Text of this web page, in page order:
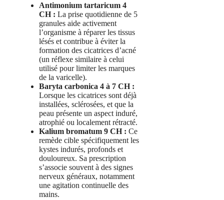
Antimonium tartaricum 4
CH : La prise quotidienne de 5
granules aide activement
l’organisme à réparer les tissus
lésés et contribue à éviter la
formation des cicatrices d’acné
(un réflexe similaire à celui
utilisé pour limiter les marques
de la varicelle).
Baryta carbonica 4 à 7 CH :
Lorsque les cicatrices sont déjà
installées, sclérosées, et que la
peau présente un aspect induré,
atrophié ou localement rétracté.
Kalium bromatum 9 CH : Ce
remède cible spécifiquement les
kystes indurés, profonds et
douloureux. Sa prescription
s’associe souvent à des signes
nerveux généraux, notamment
une agitation continuelle des
mains.